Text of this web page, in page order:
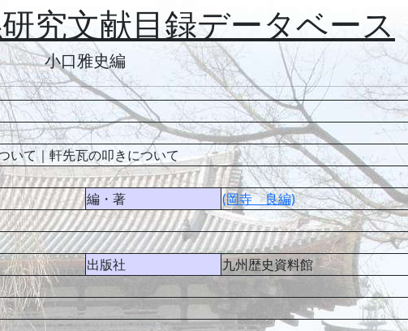
究文献目録データベース
小口雅史編
いて｜軒先瓦の叩きについて
編・著
(岡寺 良編)
出版社
九州歴史資料館